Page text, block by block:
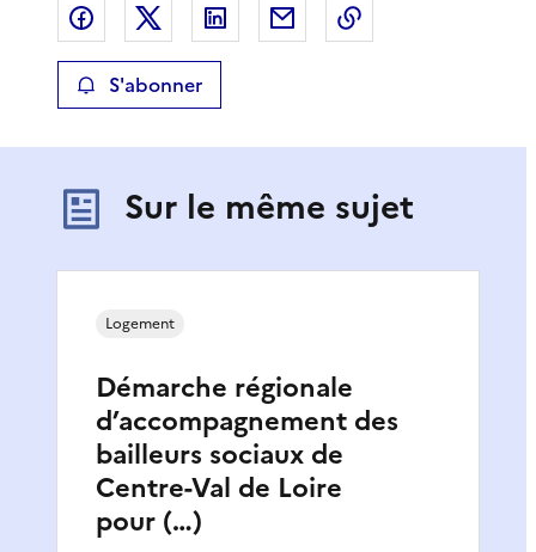
Partager sur Facebook
Partager sur XPartager sur LinkedIn
Partager par email
S'abonner
Sur le même sujet
Démarche régionale
d’accompagnement des
bailleurs sociaux de
Centre-Val de Loire
pour (…)
Logement